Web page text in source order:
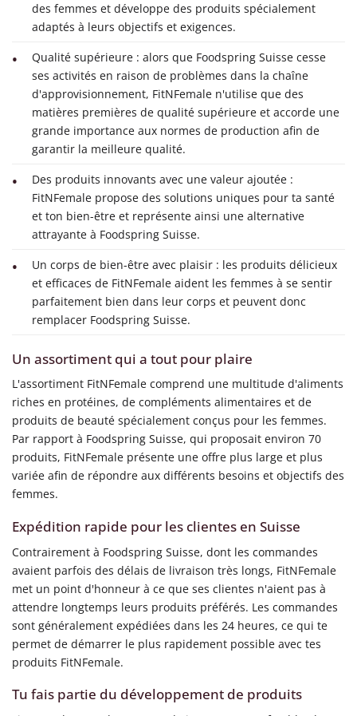
des femmes et développe des produits spécialement
adaptés à leurs objectifs et exigences.
Qualité supérieure : alors que Foodspring Suisse cesse
ses activités en raison de problèmes dans la chaîne
d'approvisionnement, FitNFemale n'utilise que des
matières premières de qualité supérieure et accorde une
grande importance aux normes de production afin de
garantir la meilleure qualité.
Des produits innovants avec une valeur ajoutée :
FitNFemale propose des solutions uniques pour ta santé
et ton bien-être et représente ainsi une alternative
attrayante à Foodspring Suisse.
Un corps de bien-être avec plaisir : les produits délicieux
et efficaces de FitNFemale aident les femmes à se sentir
parfaitement bien dans leur corps et peuvent donc
remplacer Foodspring Suisse.
Un assortiment qui a tout pour plaire
L'assortiment FitNFemale comprend une multitude d'aliments
riches en protéines, de compléments alimentaires et de
produits de beauté spécialement conçus pour les femmes.
Par rapport à Foodspring Suisse, qui proposait environ 70
produits, FitNFemale présente une offre plus large et plus
variée afin de répondre aux différents besoins et objectifs des
femmes.
Expédition rapide pour les clientes en Suisse
Contrairement à Foodspring Suisse, dont les commandes
avaient parfois des délais de livraison très longs, FitNFemale
met un point d'honneur à ce que ses clientes n'aient pas à
attendre longtemps leurs produits préférés. Les commandes
sont généralement expédiées dans les 24 heures, ce qui te
permet de démarrer le plus rapidement possible avec tes
produits FitNFemale.
Tu fais partie du développement de produits